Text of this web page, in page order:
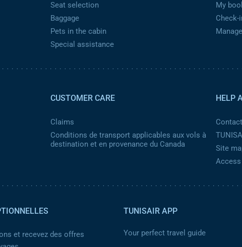
Seat selection
Baggage
Pets in the cabin
Special assistance
My
Check-
CUSTOMER CARE
Claims
Conditions de transport applicables aux vols à
destination et en provenance du Canada
HELP
Site
et recevez des offres
TUNISAIR APP
Your perfect travel guide